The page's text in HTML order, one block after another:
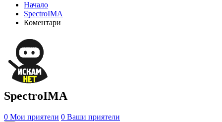
Начало
SpectroIMA
Коментари
SpectroIMA
0 Мои приятели 0 Ваши приятели